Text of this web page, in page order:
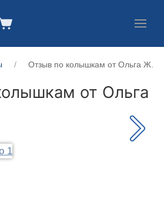
Отзыв по колышкам от Ольга Ж.
от Ольга